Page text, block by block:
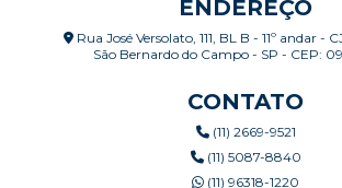
ENDEREÇO
Rua José Versolato, 111, BL B - 11º andar -
São Bernardo do Campo - SP - CEP:
CONTATO
(11) 2669-9521
(11) 5087-8840
(11) 96318-1220